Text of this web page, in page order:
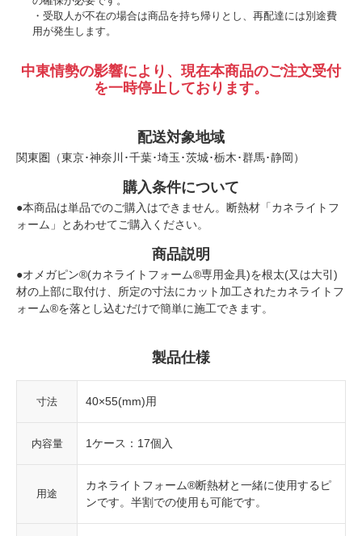
受取人が不在の場合は商品を持ち帰りとし、再配達には別途費
用が発生します。
中東情勢の影響により、現在本商品のご注文受付
を一時停止しております。
配送対象地域
関東圏（東京･神奈川･千葉･埼玉･茨城･栃木･群馬･静岡）
購入条件について
●本商品は単品でのご購入はできません。断熱材「カネライトフ
ォーム」とあわせてご購入ください。
商品説明
●オメガピン®(カネライトフォーム®専用金具)を根太(又は大引)
材の上部に取付け、所定の寸法にカット加工されたカネライトフ
ォーム®を落とし込むだけで簡単に施工できます。
製品仕様
寸法 40×55(mm)用
内容量 1ケース：17個入
用途
カネライトフォーム®断熱材と一緒に使用するピ
ンです。半割での使用も可能です。